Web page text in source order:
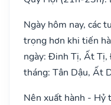
Ngày hôm nay, các
trọng hơn khi tiến
ngày: Đinh Tị, Ất
tháng: Tân Dậu, Ất
Nên xuất hành - Hỷ